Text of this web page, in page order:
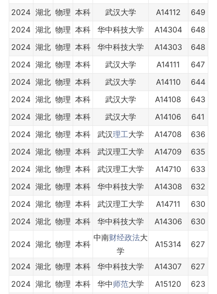
2024 湖北 物理 本科 武汉大学 A14112
649
2024 湖北 物理 本科 华中科技大学 A14304
648
2024 湖北 物理 本科 华中科技大学 A14303
648
2024 湖北 物理 本科 武汉大学 A14111
647
2024 湖北 物理 本科 武汉大学 A14110
644
2024 湖北 物理 本科 武汉大学 A14108
643
2024 湖北 物理 本科 武汉大学 A14106
641
2024 湖北 物理 本科 武汉理工大学 A14708
636
2024 湖北 物理 本科 武汉理工大学 A14709
635
2024 湖北 物理 本科 武汉理工大学 A14710
633
2024 湖北 物理 本科 华中科技大学 A14308
632
2024 湖北 物理 本科 武汉理工大学 A14711
630
2024 湖北 物理 本科 华中科技大学 A14306 630
2024 湖北 物理 本科
中南财经政法大
学
A15314 627
2024 湖北 物理 本科 华中科技大学 A14307
627
2024 湖北 物理 本科 华中师范大学 A15120
623